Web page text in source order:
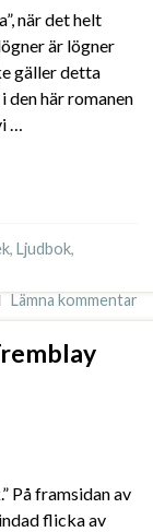
när det helt
är lögner
gäller detta
den här romanen
…
, Ljudbok,
Lämna kommentar
På framsidan av
flicka av